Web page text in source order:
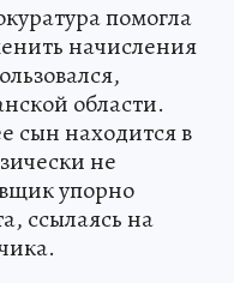
помогла
начисления
области.
сын находится в
не
упорно
ссылаясь на